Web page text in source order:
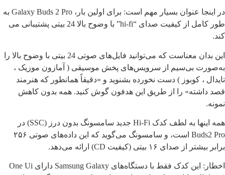
در اینجا عنوان بسیار مهم است: برای اولین بار، Galaxy Buds 2 Pro به
طور کامل از کیفیت صدای “hi-fi” با وضوح بالا 24 بیتی پشتیبانی می
کند.
این بدان معناست که می‌توانید فایل‌های صوتی 24 بیتی با وضوح بالا را
به‌صورت بی‌سیم از سرویس‌های پخش موسیقی ( آمازون موزیک ،
تایدال ، کوبوز ) دست نخورده بشنوید و «دقیقاً همانطور که هنرمند
قصد داشته» را از طریق این هدفون گوش کنید. همه بدون کاهش
نمونه.
همه اینها به لطف کدک Hi-Fi جدید سامسونگ بدون درز (SSC) در
Buds2 Pro است، و سامسونگ می‌گوید که این داده‌های صوتی ۲۵۶
برابر بیشتر از صدای ۱۶ بیتی (کیفیت CD) ارائه می‌دهد.
اخطار: این کدک فقط با دستگاه‌های Samsung Galaxy دارای One Ui